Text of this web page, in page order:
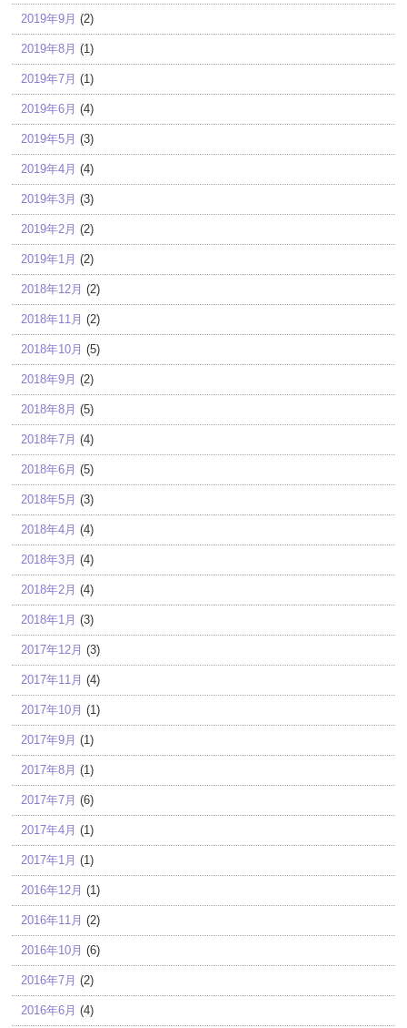
2019年9月 (2)
2019年8月 (1)
2019年7月 (1)
2019年6月 (4)
2019年5月 (3)
2019年4月 (4)
2019年3月 (3)
2019年2月 (2)
2019年1月 (2)
2018年12月 (2)
2018年11月 (2)
2018年10月 (5)
2018年9月 (2)
2018年8月 (5)
2018年7月 (4)
2018年6月 (5)
2018年5月 (3)
2018年4月 (4)
2018年3月 (4)
2018年2月 (4)
2018年1月 (3)
2017年12月 (3)
2017年11月 (4)
2017年10月 (1)
2017年9月 (1)
2017年8月 (1)
2017年7月 (6)
2017年4月 (1)
2017年1月 (1)
2016年12月 (1)
2016年11月 (2)
2016年10月 (6)
2016年7月 (2)
2016年6月 (4)